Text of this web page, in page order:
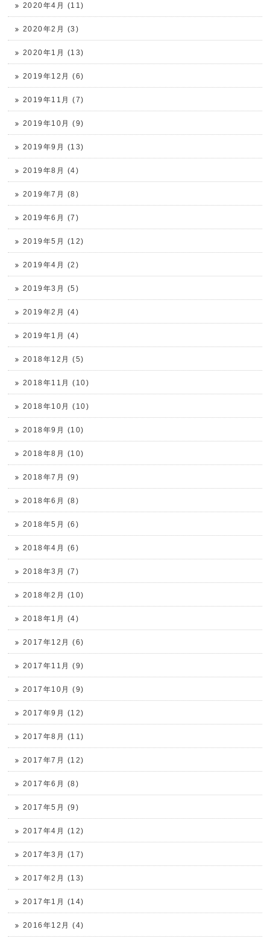
2020年4月 (11)
2020年2月 (3)
2020年1月 (13)
2019年12月 (6)
2019年11月 (7)
2019年10月 (9)
2019年9月 (13)
2019年8月 (4)
2019年7月 (8)
2019年6月 (7)
2019年5月 (12)
2019年4月 (2)
2019年3月 (5)
2019年2月 (4)
2019年1月 (4)
2018年12月 (5)
2018年11月 (10)
2018年10月 (10)
2018年9月 (10)
2018年8月 (10)
2018年7月 (9)
2018年6月 (8)
2018年5月 (6)
2018年4月 (6)
2018年3月 (7)
2018年2月 (10)
2018年1月 (4)
2017年12月 (6)
2017年11月 (9)
2017年10月 (9)
2017年9月 (12)
2017年8月 (11)
2017年7月 (12)
2017年6月 (8)
2017年5月 (9)
2017年4月 (12)
2017年3月 (17)
2017年2月 (13)
2017年1月 (14)
2016年12月 (4)